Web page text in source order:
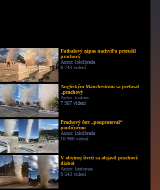
Futbalový zápas nachvíľu prerušil
prachový
Autor: loktibrada
8 743 videní
Anglickým Manchestrom sa prehnal
„prachový
Autor: matouc
7 987 videní
Prachový čert „poupratoval“
pouličnému
Autor: loktibrada
10 960 videní
V obytnej štvrti sa objavil prachový
diabol
Autor: fantomas
9 543 videní